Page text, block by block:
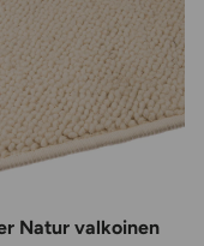
Natur valkoinen